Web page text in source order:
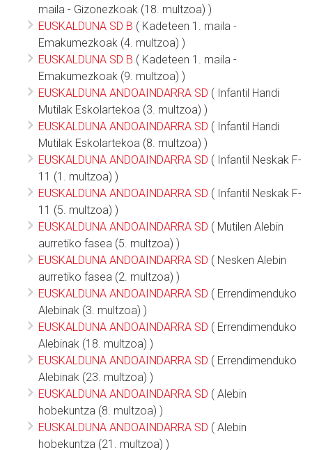
maila - Gizonezkoak (18. multzoa) )
EUSKALDUNA SD B ( Kadeteen 1. maila -
Emakumezkoak (4. multzoa) )
EUSKALDUNA SD B ( Kadeteen 1. maila -
Emakumezkoak (9. multzoa) )
EUSKALDUNA ANDOAINDARRA SD ( Infantil Handi
Mutilak Eskolartekoa (3. multzoa) )
EUSKALDUNA ANDOAINDARRA SD ( Infantil Handi
Mutilak Eskolartekoa (8. multzoa) )
EUSKALDUNA ANDOAINDARRA SD ( Infantil Neskak F-
11 (1. multzoa) )
EUSKALDUNA ANDOAINDARRA SD ( Infantil Neskak F-
11 (5. multzoa) )
EUSKALDUNA ANDOAINDARRA SD ( Mutilen Alebin
aurretiko fasea (5. multzoa) )
EUSKALDUNA ANDOAINDARRA SD ( Nesken Alebin
aurretiko fasea (2. multzoa) )
EUSKALDUNA ANDOAINDARRA SD ( Errendimenduko
Alebinak (3. multzoa) )
EUSKALDUNA ANDOAINDARRA SD ( Errendimenduko
Alebinak (18. multzoa) )
EUSKALDUNA ANDOAINDARRA SD ( Errendimenduko
Alebinak (23. multzoa) )
EUSKALDUNA ANDOAINDARRA SD ( Alebin
hobekuntza (8. multzoa) )
EUSKALDUNA ANDOAINDARRA SD ( Alebin
hobekuntza (21. multzoa) )